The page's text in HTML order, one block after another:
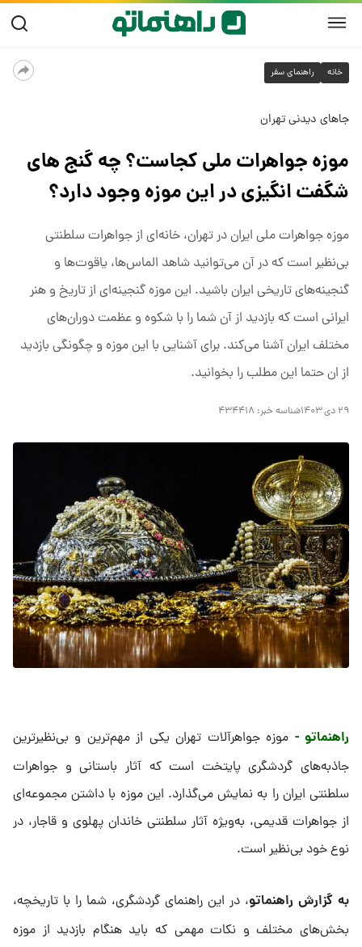
خانه راهنمای سفر
جاهای دیدنی تهران
موزه جواهرات ملی کجاست؟ چه گنج های
شگفت انگیزی در این موزه وجود دارد؟
موزه جواهرات ملی ایران در تهران، خانه‌ای از جواهرات سلطنتی
بی‌نظیر است که در آن می‌توانید شاهد الماس‌ها، یاقوت‌ها و
گنجینه‌های تاریخی ایران باشید. این موزه گنجینه‌ای از تاریخ و هنر
ایرانی است که بازدید از آن شما را با شکوه و عظمت دوران‌های
مختلف ایران آشنا می‌کند. برای آشنایی با این موزه و چگونگی بازدید
از ان حتما این مطلب را بخوانید.
۲۹ دی ۱۴۰۳ شناسه خبر: ۴۳۴۴۱۸
راهنماتو - موزه جواهرآلات تهران یکی از مهم‌ترین و بی‌نظیرترین
جاذبه‌های گردشگری پایتخت است که آثار باستانی و جواهرات
سلطنتی ایران را به نمایش می‌گذارد. این موزه با داشتن مجموعه‌ای
از جواهرات قدیمی، به‌ویژه آثار سلطنتی خاندان پهلوی و قاجار، در
نوع خود بی‌نظیر است.
به گزارش راهنماتو، در این راهنمای گردشگری، شما را با تاریخچه،
بخش‌های مختلف و نکات مهمی که باید هنگام بازدید از موزه